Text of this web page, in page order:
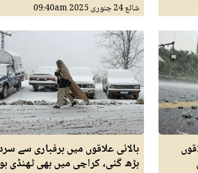
شائع24 جنوری 2025 09:40am
بالائی علاقوں میں برفباری سے
بڑھ گئی، کراچی میں بھی ٹھنڈی